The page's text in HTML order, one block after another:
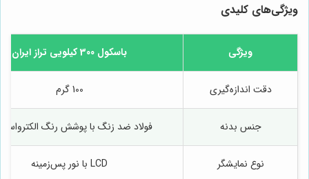
ویژگی‌های کلیدی
ویژگی باسکول 300 کیلویی تراز ایران
دقت اندازه‌گیری 100 گرم
جنس بدنه فولاد ضد زنگ با پوشش رنگ
نوع نمایشگر LCD با نور پس‌زمینه